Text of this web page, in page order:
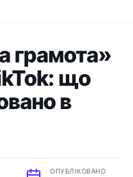
грамота»
що
в
ОПУБЛІКОВАНО